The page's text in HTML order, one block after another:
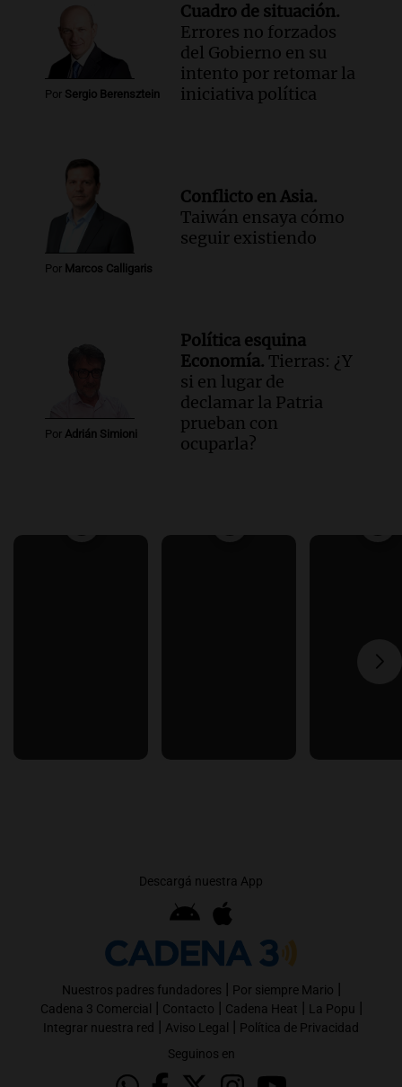
Por Sergio Berensztein
Cuadro de situación.
Errores no forzados
del Gobierno en su
intento por retomar la
iniciativa política
Por Marcos Calligaris
Conflicto en Asia.
Taiwán ensaya cómo
seguir existiendo
Por Adrián Simioni
Política esquina
Economía. Tierras: ¿Y
si en lugar de
declamar la Patria
prueban con
ocuparla?
Descargá nuestra App
Nuestros padres fundadores | Por siempre Mario |
Cadena 3 Comercial | Contacto | Cadena Heat | La Popu |
Integrar nuestra red | Aviso Legal | Política de Privacidad
Seguinos en